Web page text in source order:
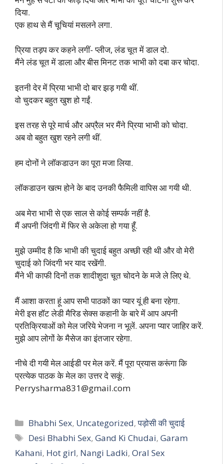
दिया.
एक हाथ से मैं चूचियां मसलने लगा.
प्रिया तड़प कर कहने लगीं- प्लीज, लंड चूत में डाल दो.
मैंने लंड चूत में डाला और बीस मिनट तक भाभी को दबा कर चोदा.
इतनी देर में प्रिया भाभी दो बार झड़ गयी थीं.
वो चुदकर बहुत खुश हो गईं.
इस तरह से पूरे मार्च और अप्रैल भर मैंने प्रिया भाभी को चोदा.
अब वो बहुत खुश रहने लगी थीं.
हम दोनों ने लॉकडाउन का पूरा मजा लिया.
लॉकडाउन खत्म होने के बाद उनकी फैमिली वापिस आ गयी थी.
अब मेरा भाभी से एक साल से कोई सम्पर्क नहीं है.
मैं अपनी जिंदगी में फिर से अकेला हो गया हूँ.
मुझे उम्मीद है कि भाभी की चुदाई बहुत अच्छी रही थी और वो मेरी
चुदाई को जिंदगी भर याद रखेंगी.
मैंने भी काफी दिनों तक शादीशुदा चूत चोदने के मजे ले लिए थे.
मैं आशा करता हूं आप सभी पाठकों का प्यार यूं ही बना रहेगा.
मेरी इस हॉट लेडी मैरिड सेक्स कहानी के बारे में आप अपनी
प्रतिक्रियाओं को मेल जरिये भेजना न भूलें. अपना प्यार जाहिर करें.
मुझे आप लोगों के मैसेज का इंतजार रहेगा.
नीचे दी गयी मेल आईडी पर मेल करें. मैं पूरा प्रयास करूंगा कि
प्रत्येक पाठक के मेल का उत्तर दे सकूं.
Perrysharma831@gmail.com
Categories
Bhabhi Sex, Uncategorized,पड़ोसी की चुदाई
Tags
Desi Bhabhi Sex,Gand Ki Chudai,Garam
Kahani, Hot girl, Nangi Ladki, Oral Sex